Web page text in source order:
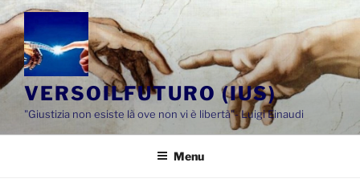
Salta
al
contenuto
VERSOILFUTURO (IUS)
"Giustizia non esiste là ove non vi è libertà"- Luigi Einaudi
Menu